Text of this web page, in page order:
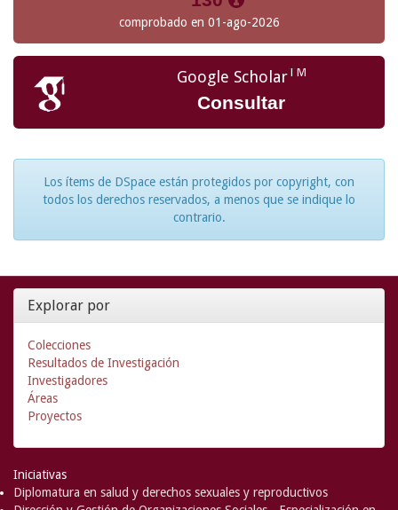
comprobado en 01-ago-2026
Google ScholarTM
Consultar
Los ítems de DSpace están protegidos por copyright, con
todos los derechos reservados, a menos que se indique lo
contrario.
Explorar por
Colecciones
Resultados de Investigación
Investigadores
Áreas
Proyectos
Iniciativas
Diplomatura en salud y derechos sexuales y reproductivos